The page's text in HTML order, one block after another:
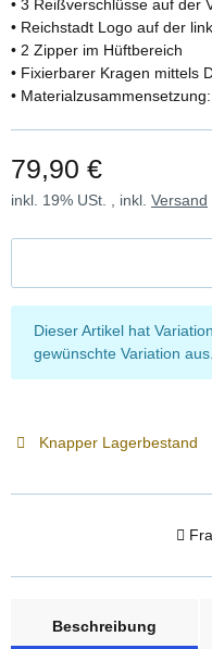
• 3 Reißverschlüsse auf der
• Reichstadt Logo auf der
• 2 Zipper im Hüftbereich
• Fixierbarer Kragen mittels
•
79,90 €
inkl. 19% USt. , inkl. Versand
x
Dieser Artikel hat
gewünschte Variation aus.
Knapper Lagerbestand
Beschreibung